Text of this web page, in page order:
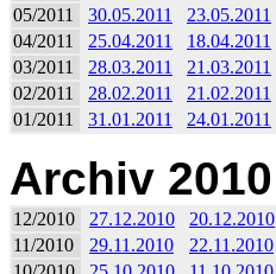
05/2011
30.05.2011 23.05.2011
04/2011
25.04.2011 18.04.2011
03/2011
28.03.2011 21.03.2011
02/2011
28.02.2011 21.02.2011
01/2011
31.01.2011 24.01.2011
Archiv 2010
12/2010 27.12.2010 20.12.2010
11/2010
29.11.2010 22.11.2010